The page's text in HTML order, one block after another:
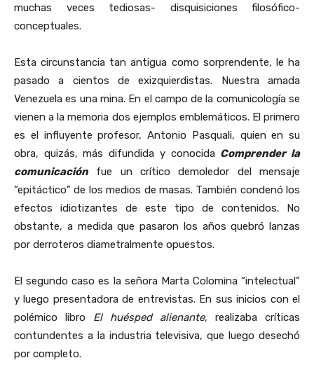
muchas veces tediosas- disquisiciones filosófico-
conceptuales.
Esta circunstancia tan antigua como sorprendente, le ha
pasado a cientos de exizquierdistas. Nuestra amada
Venezuela es una mina. En el campo de la comunicología se
vienen a la memoria dos ejemplos emblemáticos. El primero
es el influyente profesor, Antonio Pasquali, quien en su
obra, quizás, más difundida y conocida Comprender la
comunicación fue un crítico demoledor del mensaje
“epitáctico” de los medios de masas. También condenó los
efectos idiotizantes de este tipo de contenidos. No
obstante, a medida que pasaron los años quebró lanzas
por derroteros diametralmente opuestos.
El segundo caso es la señora Marta Colomina “intelectual”
y luego presentadora de entrevistas. En sus inicios con el
polémico libro El huésped alienante, realizaba críticas
contundentes a la industria televisiva, que luego desechó
por completo.